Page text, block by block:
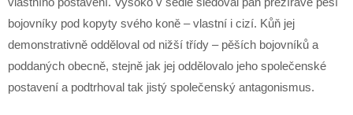
bojovníky pod kopyty svého koně – vlastní i cizí. Kůň jej
demonstrativně odděloval od nižší třídy – pěších bojovníků a
poddaných obecně, stejně jak jej oddělovalo jeho společenské
postavení a podtrhoval tak jistý společenský antagonismus.